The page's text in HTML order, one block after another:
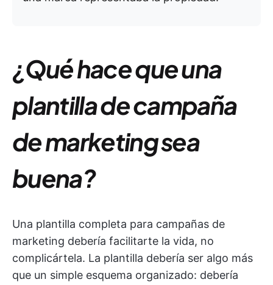
¿Qué hace que una
plantilla de campaña
de marketing sea
buena?
Una plantilla completa para campañas de
marketing debería facilitarte la vida, no
complicártela. La plantilla debería ser algo más
que un simple esquema organizado: debería